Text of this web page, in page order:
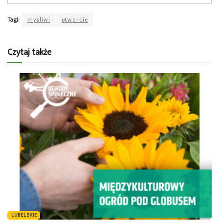
Tagi: myśliwi otwarcie
Czytaj także
LUBELSKIE